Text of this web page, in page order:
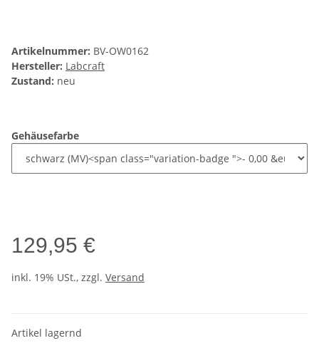
Artikelnummer: BV-OW0162
Hersteller: Labcraft
Zustand: neu
Gehäusefarbe
129,95 €
inkl. 19% USt., zzgl. Versand
Artikel lagernd